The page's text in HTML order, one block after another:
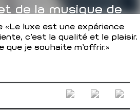
de la musique de
garage.
«Le luxe est une expérience
c’est la qualité et le plaisir.
que je souhaite m’offrir.»